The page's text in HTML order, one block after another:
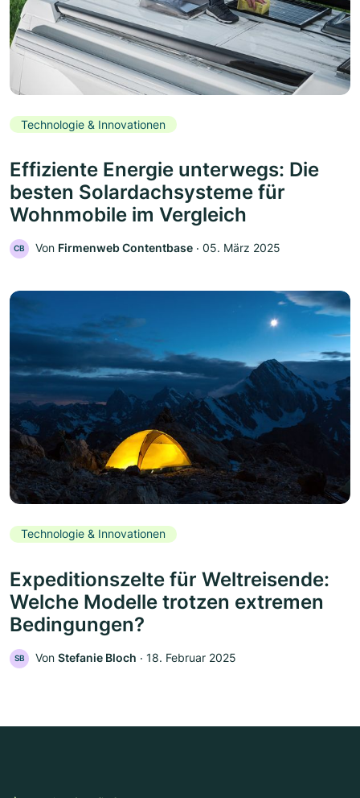
Technologie & Innovationen
Effiziente Energie unterwegs: Die
besten Solardachsysteme für
Wohnmobile im Vergleich
CB Von Firmenweb Contentbase ‧ 05. März 2025
Technologie & Innovationen
Expeditionszelte für Weltreisende:
Welche Modelle trotzen extremen
Bedingungen?
SB Von Stefanie Bloch ‧ 18. Februar 2025